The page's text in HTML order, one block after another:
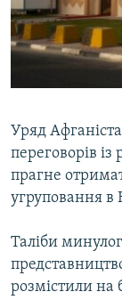
ВІДЕОУРОКИ
СВІДЧЕННЯ
УКРАЇНСЬКА
Русский
Qırımtatar
Усі сайти
Уряд
переговорів
прагне
угруповання в
Таліби
розмістили на